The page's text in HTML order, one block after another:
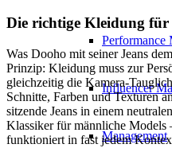
Performance
Influencer
Management
Die richtige Kleidung für
Was Dooho mit seiner Jeans
Prinzip: Kleidung muss zur
gleichzeitig die Kamera-
Schnitte, Farben und Texturen
sitzende Jeans in einem
Klassiker für männliche
funktioniert in fast jedem